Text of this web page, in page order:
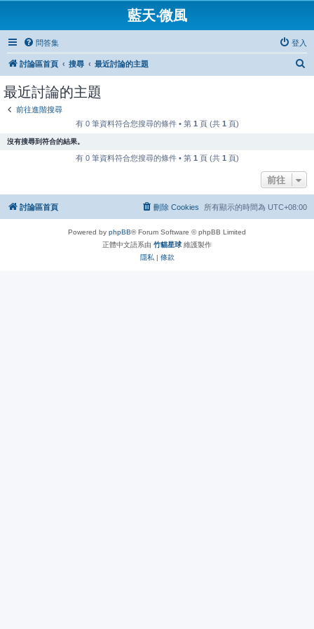
藍天‧微風
問答集 登入
討論區首頁 搜尋 最近討論的主題
最近討論的主題
前往進階搜尋
有 0 筆資料符合您搜尋的條件 • 第 1 頁 (共 1 頁)
沒有搜尋到符合的結果。
有 0 筆資料符合您搜尋的條件 • 第 1 頁 (共 1 頁)
前往
討論區首頁 所有顯示的時間為 UTC+08:00
刪除 Cookies
Powered by phpBB® Forum Software © phpBB Limited
正體中文語系由 竹貓星球 維護製作
隱私 | 條款